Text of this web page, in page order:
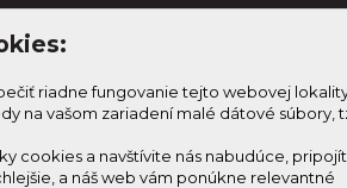
riadne fungovanie tejto webovej
na vašom zariadení malé dátové súbory,
cookies a navštívite nás nabudúce,
a náš web vám ponúkne relevantné